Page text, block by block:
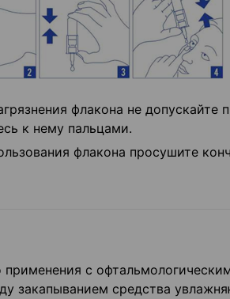
флакона не допускайте
к нему пальцами.
флакона просушите
применения с
закапыванием средства